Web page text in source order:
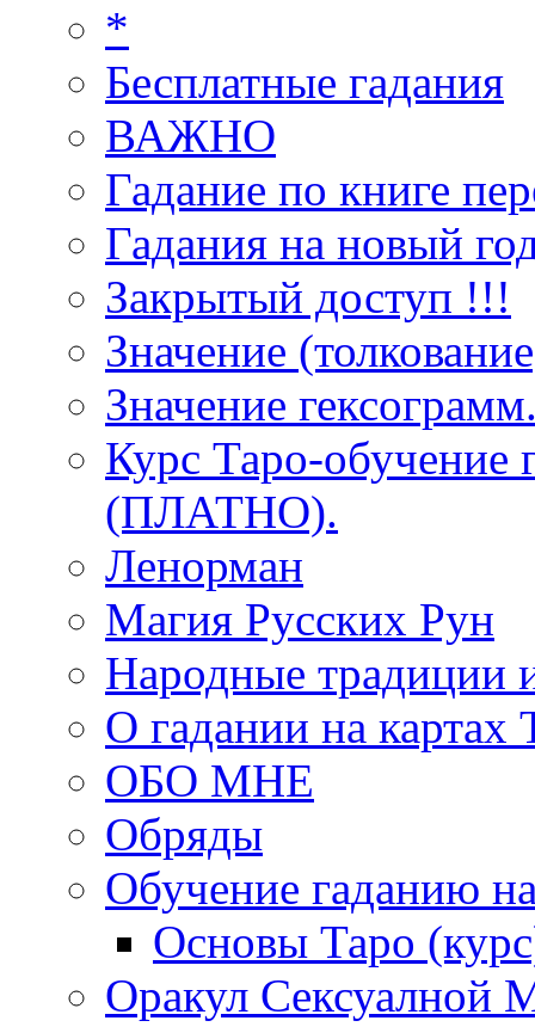
*
Бесплатные гадания
ВАЖНО
Гадание по книге
Гадания на новый
Закрытый доступ !!!
Значение
Значение
Курс Таро-обучение
(ПЛАТНО).
Ленорман
Магия Русских Рун
Народные традиции
О гадании на картах
ОБО МНЕ
Обряды
Обучение гаданию
Основы Таро
Оракул Сексуалной